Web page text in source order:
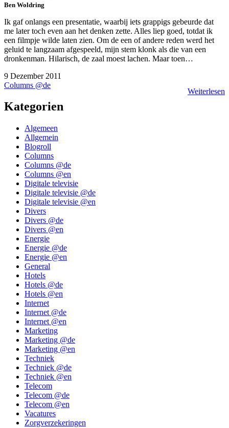
Ben Woldring
Ik gaf onlangs een presentatie, waarbij iets grappigs gebeurde dat
me later toch even aan het denken zette. Alles liep goed, totdat ik
een filmpje wilde laten zien. Om de een of andere reden werd het
geluid te langzaam afgespeeld, mijn stem klonk als die van een
dronkenman. Hilarisch, de zaal moest lachen. Maar toen…
Weiterlesen
9 Dezember 2011
Columns @de
Kategorien
Algemeen
Allgemein
Blogroll
Columns
Columns @de
Columns @en
Digitale televisie
Digitale televisie @de
Digitale televisie @en
Divers
Divers @de
Divers @en
Energie
Energie @de
Energie @en
General
Hotels
Hotels @de
Hotels @en
Internet
Internet @de
Internet @en
Marketing
Marketing @de
Marketing @en
Techniek
Techniek @de
Techniek @en
Telecom
Telecom @de
Telecom @en
Vacatures
Zorgverzekeringen